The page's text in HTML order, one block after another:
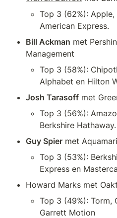
Top 3 (62%):
American Express.
Bill Ackman met
Management
Top 3 (58%):
Alphabet en Hilton
Josh Tarasoff met
Top 3 (56%):
Berkshire Hathaway.
Guy Spier met
Top 3 (53%):
Express en
Howard Marks met
Top 3 (49%): Torm,
Garrett Motion